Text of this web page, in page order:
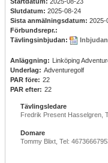
Slutdatum: 2025-08-24
Sista anmälningsdatum: 2025-
Förbundsrepr.:
Tävlingsinbjudan:
Anläggning: Linköping
Underlag: Adventuregolf
PAR före: 22
PAR efter: 22
Tävlingsledare
Fredrik Present Hasselgren,
Domare
Tommy Blixt, Tel: